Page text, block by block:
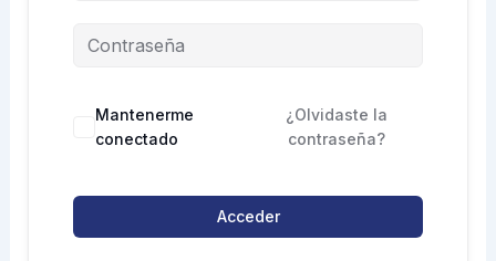
Mantenerme
conectado
¿Olvidaste la
contraseña?
Acceder